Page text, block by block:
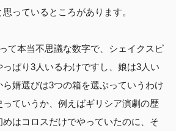
っているところがあります。
て本当不思議な数字で、シェイクスピ
ぱり3人いるわけですし、娘は3人い
婿選びは3つの箱を選ぶっていうわけ
ていうか、例えばギリシア演劇の歴
はコロスだけでやっていたのに、そ